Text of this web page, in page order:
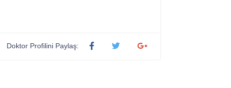
Doktor Profilini Paylaş: